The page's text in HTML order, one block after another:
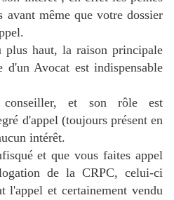
avant même que votre dossier
haut, la raison principale
d'un Avocat est indispensable
et son rôle est
d'appel (toujours présent en
intérêt.
et que vous faites appel
de la CRPC, celui-ci
l'appel et certainement vendu